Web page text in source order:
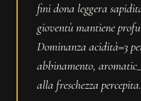
fini dona leggera
gioventù mantiene
Dominanza acidità=3
abbinamento,
alla freschezza percepita.